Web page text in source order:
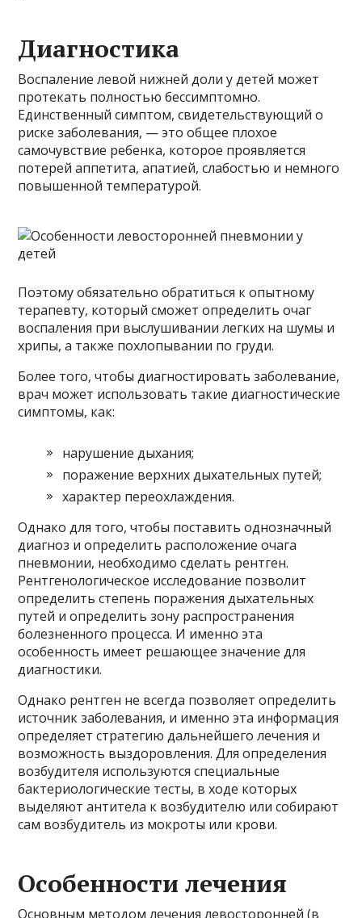
Диагностика
Воспаление левой нижней доли у детей может
протекать полностью бессимптомно.
Единственный симптом, свидетельствующий о
риске заболевания, — это общее плохое
самочувствие ребенка, которое проявляется
потерей аппетита, апатией, слабостью и немного
повышенной температурой.
Поэтому обязательно обратиться к опытному
терапевту, который сможет определить очаг
воспаления при выслушивании легких на шумы и
хрипы, а также похлопывании по груди.
Более того, чтобы диагностировать заболевание,
врач может использовать такие диагностические
симптомы, как:
нарушение дыхания;
поражение верхних дыхательных путей;
характер переохлаждения.
Однако для того, чтобы поставить однозначный
диагноз и определить расположение очага
пневмонии, необходимо сделать рентген.
Рентгенологическое исследование позволит
определить степень поражения дыхательных
путей и определить зону распространения
болезненного процесса. И именно эта
особенность имеет решающее значение для
диагностики.
Однако рентген не всегда позволяет определить
источник заболевания, и именно эта информация
определяет стратегию дальнейшего лечения и
возможность выздоровления. Для определения
возбудителя используются специальные
бактериологические тесты, в ходе которых
выделяют антитела к возбудителю или собирают
сам возбудитель из мокроты или крови.
Особенности лечения
Основным методом лечения левосторонней (в